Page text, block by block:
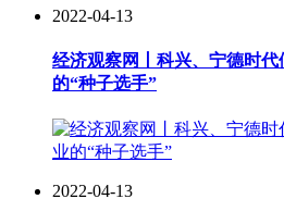
2022-04-13
经济观察网丨科兴、宁德时
的“种子选手”
2022-04-13